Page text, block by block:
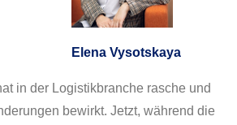
Elena Vysotskaya
in der Logistikbranche rasche und
bewirkt. Jetzt, während die